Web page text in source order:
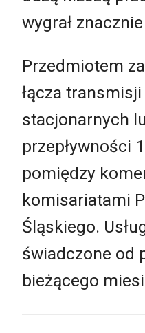
wygrał
Przedmiotem
łącza
stacjonarnych
przepływności
pomiędzy
komisariatami
Śląskiego.
świadczone od
bieżącego